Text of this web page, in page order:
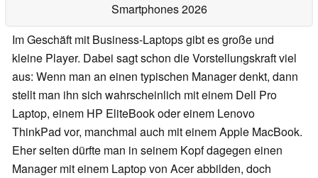
Smartphones 2026
Im Geschäft mit Business-Laptops gibt es große und
kleine Player. Dabei sagt schon die Vorstellungskraft viel
aus: Wenn man an einen typischen Manager denkt, dann
stellt man ihn sich wahrscheinlich mit einem Dell Pro
Laptop, einem HP EliteBook oder einem Lenovo
ThinkPad vor, manchmal auch mit einem Apple MacBook.
Eher selten dürfte man in seinem Kopf dagegen einen
Manager mit einem Laptop von Acer abbilden, doch